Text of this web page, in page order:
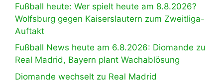
Fußball heute: Wer spielt heute am 8.8.2026?
Wolfsburg gegen Kaiserslautern zum Zweitliga-
Auftakt
Fußball News heute am 6.8.2026: Diomande zu
Real Madrid, Bayern plant Wachablösung
Diomande wechselt zu Real Madrid